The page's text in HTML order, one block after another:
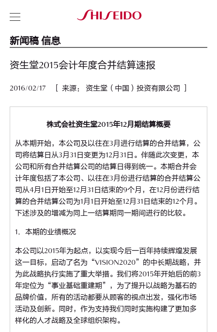
新闻稿 信息
资生堂2015会计年度合并结算速报
2016/02/17 ［ 来源： 资生堂（中国）投资有限公司 ］
株式会社资生堂2015年12月期结算概要
从本期开始，本公司及以往在3月进行结算的合并结算，公
司将结算日从3月31日变更为12月31日。伴随此次变更，本
公司和所有合并结算公司的结算日得到统一。本期合并会
计年度包括了本公司、以往在3月份进行结算的合并结算公
司从4月1日开始至12月31日结束的9个月，在12月份进行结
算的合并结算公司为1月1日开始至12月31日结束的12个月。
下述涉及的增减为同上一结算期同一期间进行的比较。
1．本期的业绩概况
本公司以2015年为起点，以实现今后一百年持续辉煌发展
这一目标，启动了名为“VISION2020”的中长期战略，并
为此战略执行实施了重大举措。我们将2015年开始后的前3
年定位为“事业基础重建期”，为了提升以战略为基石的
品牌价值，所有的活动都要从顾客的视点出发，强化市场
活动及创新。同时，作为支持我们同时实施构建了更加多
样化的人才战略及全球组织架构。